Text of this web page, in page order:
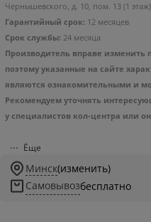
Чернышевского, д. 10, пом. 13 (1
Гарантийный срок: 12 месяцев
Срок службы: 24 месяца
Производитель вправе изменить
поэтому указанные на сайте
являются ознакомительными и
Рекомендуем уточнять
у специалистов кол-центра или
Ёще
Минск(изменить)
Самовывозбесплатно